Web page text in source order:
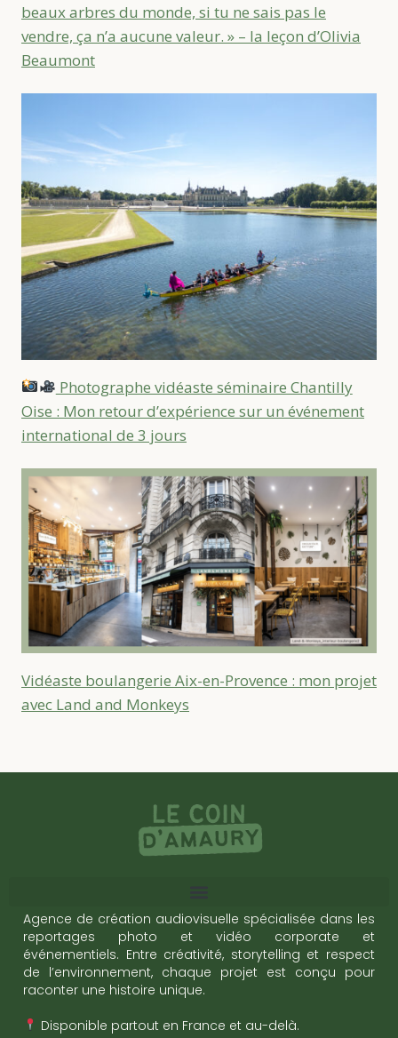
beaux arbres du monde, si tu ne sais pas le
vendre, ça n’a aucune valeur. » – la leçon d’Olivia
Beaumont
Photographe vidéaste séminaire Chantilly
Oise : Mon retour d’expérience sur un événement
international de 3 jours
Vidéaste boulangerie Aix-en-Provence : mon projet
avec Land and Monkeys
Agence de création audiovisuelle spécialisée dans les
reportages photo et vidéo corporate et
événementiels. Entre créativité, storytelling et respect
de l’environnement, chaque projet est conçu pour
raconter une histoire unique.
Disponible partout en France et au-delà.